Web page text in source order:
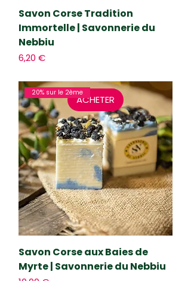
s
Savon Corse Tradition
Immortelle | Savonnerie du
Nebbiu
Prix
6,20 €
ACHETER
20% sur le 2ème
Savon Corse aux Baies de
Myrte | Savonnerie du Nebbiu